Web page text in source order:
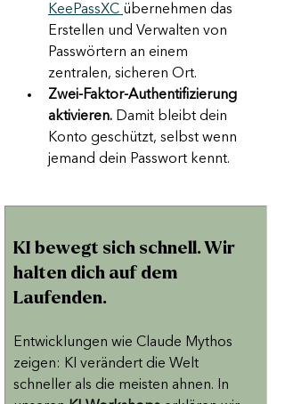
KeePassXC übernehmen das
Erstellen und Verwalten von
Passwörtern an einem
zentralen, sicheren Ort.
Zwei-Faktor-Authentifizierung
aktivieren. Damit bleibt dein
Konto geschützt, selbst wenn
jemand dein Passwort kennt.
KI bewegt sich schnell. Wir
halten dich auf dem
Laufenden.
Entwicklungen wie Claude Mythos
zeigen: KI verändert die Welt
schneller als die meisten ahnen. In